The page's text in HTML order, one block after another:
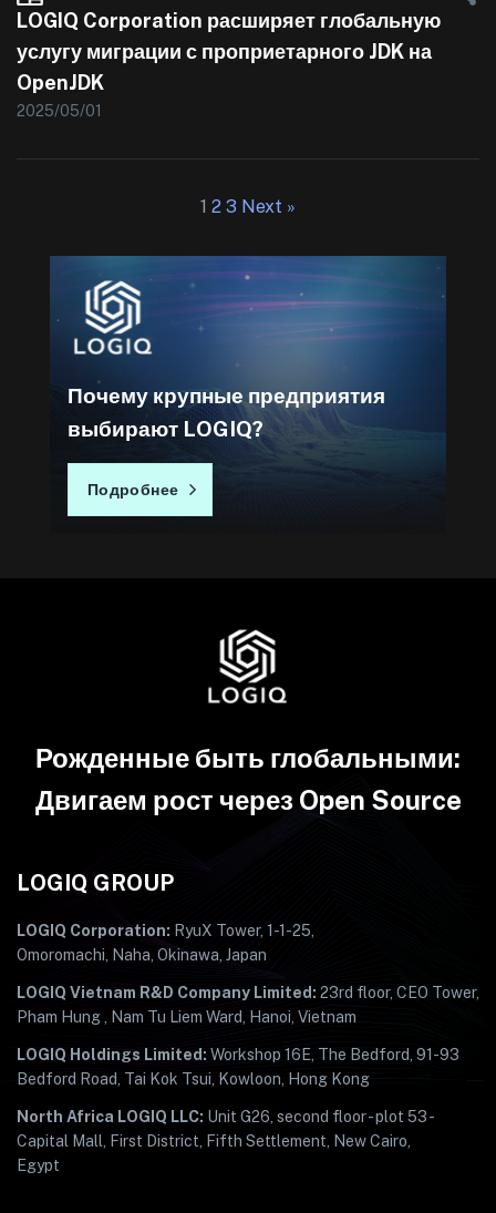
LOGIQ Corporation расширяет глобальную
услугу миграции с проприетарного JDK на
OpenJDK
2025/05/01
1 2 3 Next »
Почему крупные предприятия
выбирают LOGIQ?
Подробнее
Рожденные быть глобальными:
Двигаем рост через Open Source
LOGIQ GROUP
LOGIQ Corporation: RyuX Tower, 1-1-25,
Omoromachi, Naha, Okinawa, Japan
LOGIQ Vietnam R&D Company Limited: 23rd floor, CEO Tower,
Pham Hung , Nam Tu Liem Ward, Hanoi, Vietnam
LOGIQ Holdings Limited: Workshop 16E, The Bedford, 91-93
Bedford Road, Tai Kok Tsui, Kowloon, Hong Kong
North Africa LOGIQ LLC: Unit G26, second floor - plot 53 -
Capital Mall, First District, Fifth Settlement, New Cairo,
Egypt